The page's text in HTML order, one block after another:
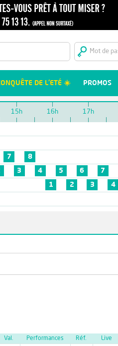
DE L'ETÉ ☀️ PROMOS
15h 16h 17h
7
8
3 4 5 6 7
1
2 3 4
Val. Performances Réf. Live